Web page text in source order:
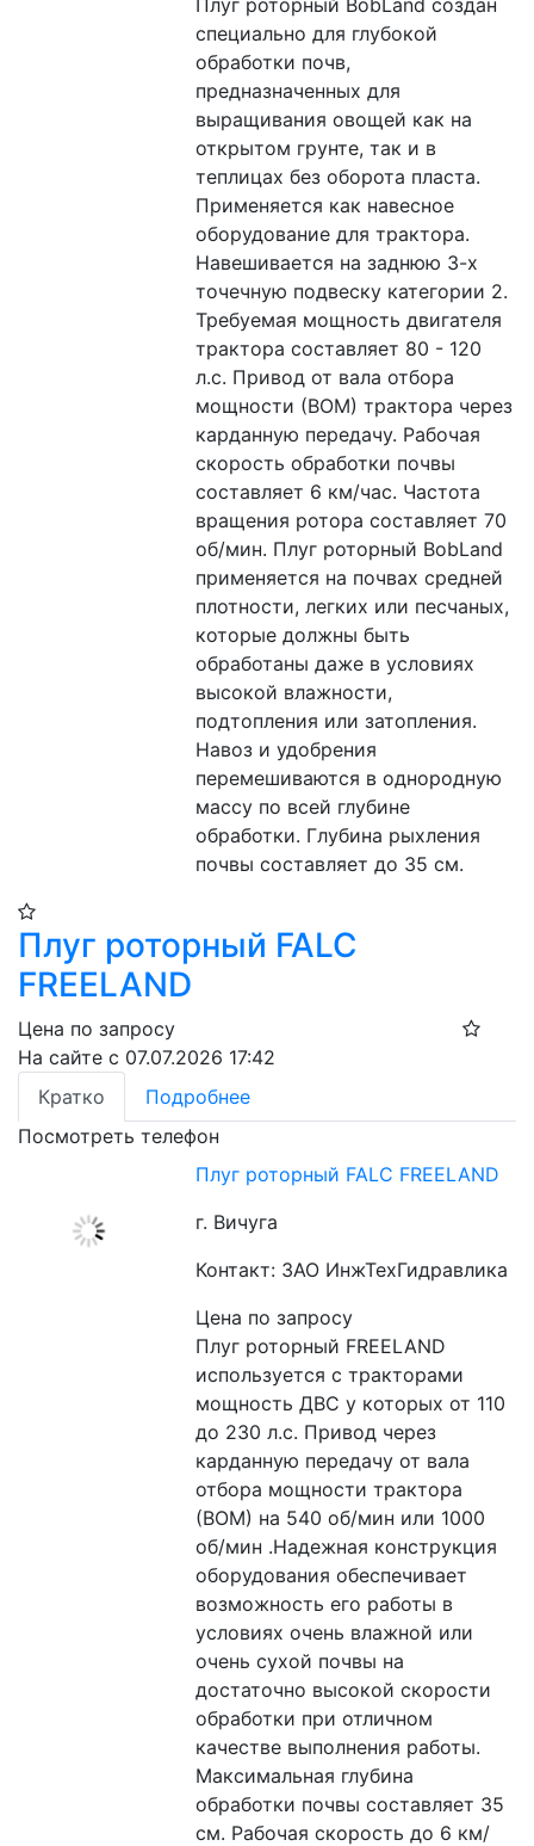
специально для глубокой
обработки почв,
предназначенных для
выращивания овощей как на
открытом грунте, так и в
теплицах без оборота пласта.
Применяется как навесное
оборудование для трактора.
Навешивается на заднюю 3-х
точечную подвеску категории 2.
Требуемая мощность двигателя
трактора составляет 80 - 120
л.с. Привод от вала отбора
мощности (ВОМ) трактора через
карданную передачу. Рабочая
скорость обработки почвы
составляет 6 км/час. Частота
вращения ротора составляет 70
об/мин. Плуг роторный BobLand
применяется на почвах средней
плотности, легких или песчаных,
которые должны быть
обработаны даже в условиях
высокой влажности,
подтопления или затопления.
Навоз и удобрения
перемешиваются в однородную
массу по всей глубине
обработки. Глубина рыхления
почвы составляет до 35 см.
Плуг роторный FALC
FREELAND
Цена по запросу
На сайте с 07.07.2026 17:42
Кратко
Подробнее
Посмотреть телефон
Плуг роторный FALC FREELAND
г. Вичуга
Контакт: ЗАО ИнжТехГидравлика
Цена по запросу
Плуг роторный FREELAND
используется с тракторами
мощность ДВС у которых от 110
до 230 л.с. Привод через
карданную передачу от вала
отбора мощности трактора
(ВОМ) на 540 об/мин или 1000
об/мин .Надежная конструкция
оборудования обеспечивает
возможность его работы в
условиях очень влажной или
очень сухой почвы на
достаточно высокой скорости
обработки при отличном
качестве выполнения работы.
Максимальная глубина
обработки почвы составляет 35
см. Рабочая скорость до 6 км/